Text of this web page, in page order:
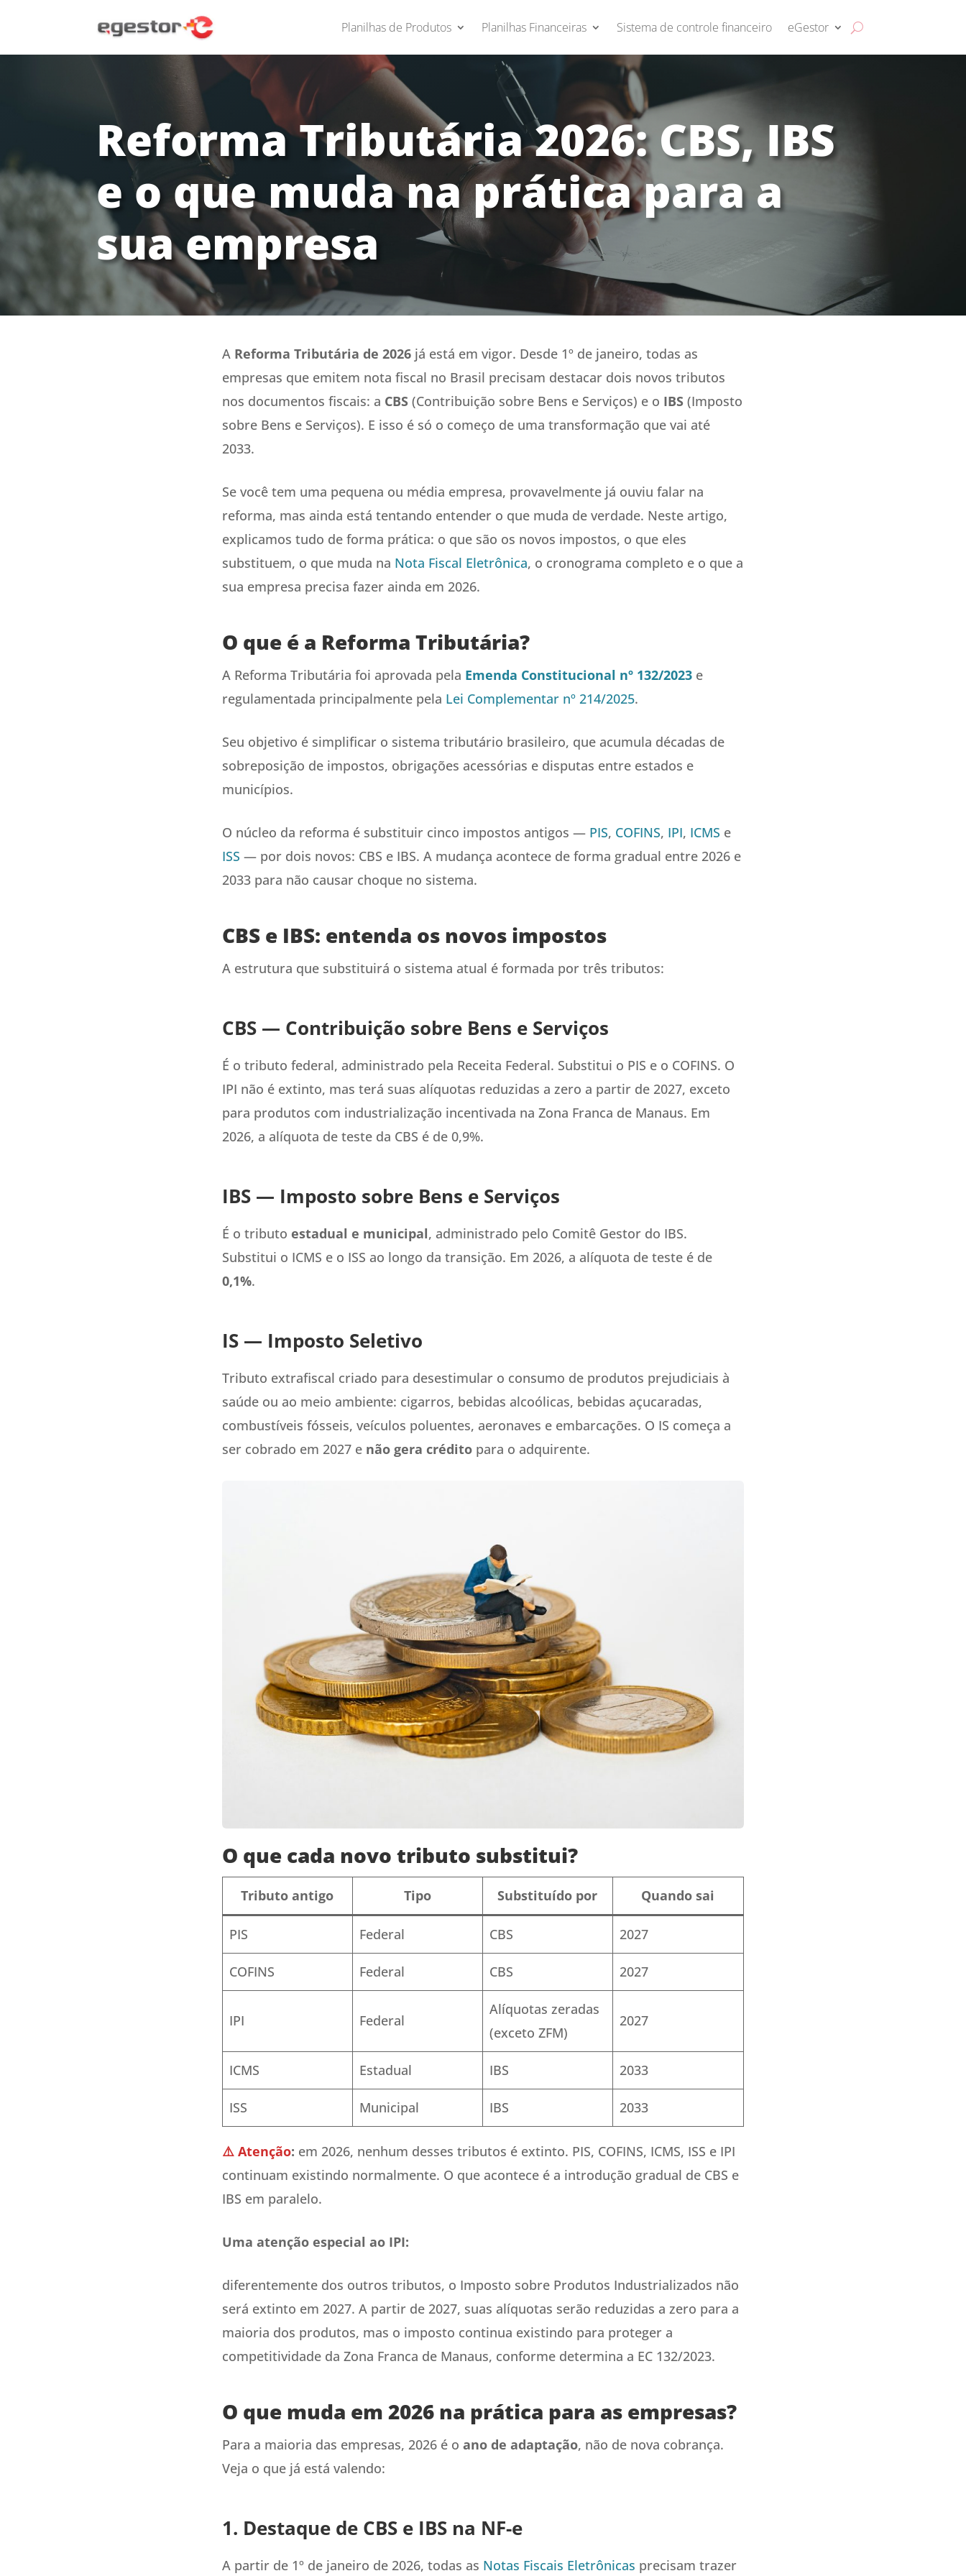
Planilhas de Produtos Planilhas Financeiras Sistema de controle financeiro eGestor
Reforma Tributária 2026: CBS, IBS
e o que muda na prática para a
sua empresa
A Reforma Tributária de 2026já está em vigor. Desde 1º de janeiro, todas as
empresas que emitem nota fiscal no Brasil precisam destacar dois novos tributos
nos documentos fiscais: a CBS(Contribuição sobre Bens e Serviços) e o IBS(Imposto
sobre Bens e Serviços). E isso é só o começo de uma transformação que vai até
2033.
Se você tem uma pequena ou média empresa, provavelmente já ouviu falar na
reforma, mas ainda está tentando entender o que muda de verdade. Neste artigo,
explicamos tudo de forma prática: o que são os novos impostos, o que eles
substituem, o que muda na Nota Fiscal Eletrônica, o cronograma completo e o que a
sua empresa precisa fazer ainda em 2026.
O que é a Reforma Tributária?
A Reforma Tributária foi aprovada pela Emenda Constitucional nº 132/2023e
regulamentada principalmente pela Lei Complementar nº 214/2025.
Seu objetivo é simplificar o sistema tributário brasileiro, que acumula décadas de
sobreposição de impostos, obrigações acessórias e disputas entre estados e
municípios.
O núcleo da reforma é substituir cinco impostos antigos — PIS, COFINS, IPI, ICMS e
ISS — por dois novos: CBS e IBS. A mudança acontece de forma gradual entre 2026 e
2033 para não causar choque no sistema.
CBS e IBS: entenda os novos impostos
A estrutura que substituirá o sistema atual é formada por três tributos:
CBS — Contribuição sobre Bens e Serviços
É o tributo federal, administrado pela Receita Federal. Substitui o PIS e o COFINS. O
IPI não é extinto, mas terá suas alíquotas reduzidas a zero a partir de 2027, exceto
para produtos com industrialização incentivada na Zona Franca de Manaus. Em
2026, a alíquota de teste da CBS é de 0,9%.
IBS — Imposto sobre Bens e Serviços
É o tributo estadual e municipal, administrado pelo Comitê Gestor do IBS.
Substitui o ICMS e o ISS ao longo da transição. Em 2026, a alíquota de teste é de
0,1%.
IS — Imposto Seletivo
Tributo extrafiscal criado para desestimular o consumo de produtos prejudiciais à
saúde ou ao meio ambiente: cigarros, bebidas alcoólicas, bebidas açucaradas,
combustíveis fósseis, veículos poluentes, aeronaves e embarcações. O IS começa a
ser cobrado em 2027 e não gera créditopara o adquirente.
O que cada novo tributo substitui?
Tributo antigo Tipo Substituído por Quando sai
PIS Federal CBS 2027
COFINS Federal CBS 2027
IPI Federal
Alíquotas zeradas
(exceto ZFM)
2027
ICMS Estadual IBS 2033
ISS Municipal IBS 2033
⚠️ Atenção: em 2026, nenhum desses tributos é extinto. PIS, COFINS, ICMS, ISS e IPI
continuam existindo normalmente. O que acontece é a introdução gradual de CBS e
IBS em paralelo.
Uma atenção especial ao IPI:
diferentemente dos outros tributos, o Imposto sobre Produtos Industrializados não
será extinto em 2027. A partir de 2027, suas alíquotas serão reduzidas a zero para a
maioria dos produtos, mas o imposto continua existindo para proteger a
competitividade da Zona Franca de Manaus, conforme determina a EC 132/2023.
O que muda em 2026 na prática para as empresas?
Para a maioria das empresas, 2026 é o ano de adaptação, não de nova cobrança.
Veja o que já está valendo:
1. Destaque de CBS e IBS na NF-e
A partir de 1º de janeiro de 2026, todas as Notas Fiscais Eletrônicas precisam trazer